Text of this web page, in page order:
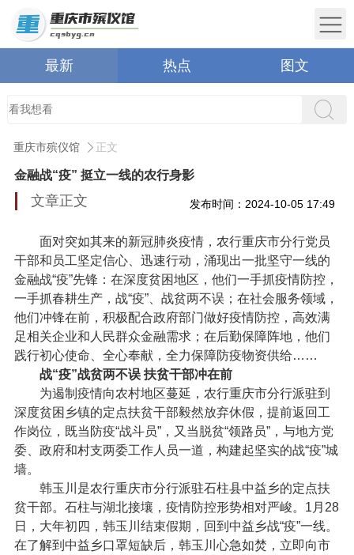
最新 热点 图文
重庆市殡仪馆 正文
金融战“疫” 挺立一线的农行身影
文章正文 发布时间：2024-10-05 17:49
面对突如其来的新冠肺炎疫情，农行重庆市分行党员
干部和员工坚定信心、迅速行动，涌现出一批坚守一线的
金融战“疫”先锋：在深度贫困地区，他们一手抓疫情防控，
一手抓春耕生产，战“疫”、战贫两不误；在社会服务领域，
他们冲锋在前，积极配合政府部门做好疫情防控，高效满
足相关企业和人民群众金融需求；在后勤保障阵地，他们
践行初心使命、全心奉献，全力保障防疫物资供给……
战“疫”战贫两不误 扶贫干部冲在前
为遏制疫情向农村地区蔓延，农行重庆市分行派驻到
深度贫困乡镇的定点扶贫干部毅然放弃休假，提前返回工
作岗位，既当防疫“战斗员”，又当脱贫“领路员”，与地方党
委、政府和村支两委工作人员一道，构建起坚实的战“疫”城
墙。
韩玉川是农行重庆市分行派驻石柱县中益乡的定点扶
贫干部。石柱与湖北接壤，疫情防控形势相对严峻。1月28
日，大年初四，韩玉川结束假期，回到中益乡战“疫”一线。
在了解到中益乡口罩短缺后，韩玉川心急如焚，立即向市